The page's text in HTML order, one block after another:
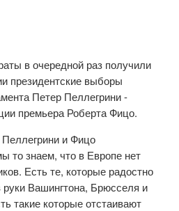
в очередной раз получили
президентские выборы
Петер Пеллегрини -
премьера Роберта Фицо.
и Фицо
то знаем, что в Европе нет
Есть те, которые радостно
Вашингтона, Брюсселя и
такие которые отстаивают